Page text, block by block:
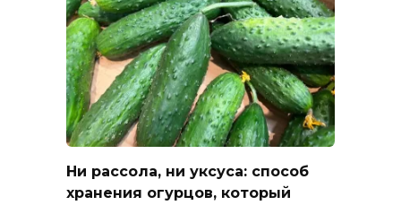
Ни рассола, ни уксуса: способ
хранения огурцов, который